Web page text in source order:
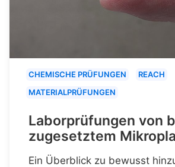
CHEMISCHE PRÜFUNGEN
REACH
MATERIALPRÜFUNGEN
Laborprüfungen von
zugesetztem
Ein Überblick zu bewusst